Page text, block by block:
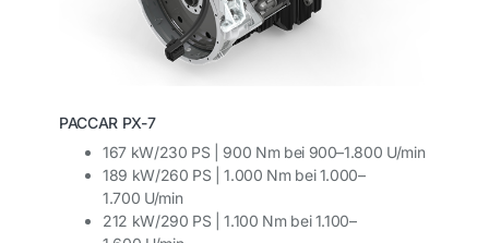
PACCAR PX-7
167 kW/230 PS | 900 Nm bei 900–1.800 U/min
189 kW/260 PS | 1.000 Nm bei 1.000–
1.700 U/min
212 kW/290 PS | 1.100 Nm bei 1.100–